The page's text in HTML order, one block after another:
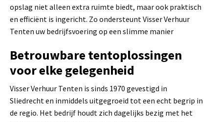
opslag niet alleen extra ruimte biedt, maar ook praktisch
en efficiënt is ingericht. Zo ondersteunt Visser Verhuur
Tenten uw bedrijfsvoering op een slimme manier
Betrouwbare tentoplossingen
voor elke gelegenheid
Visser Verhuur Tenten is sinds 1970 gevestigd in
Sliedrecht en inmiddels uitgegroeid tot een echt begrip in
de regio. Het bedrijf houdt zich dagelijks bezig met het